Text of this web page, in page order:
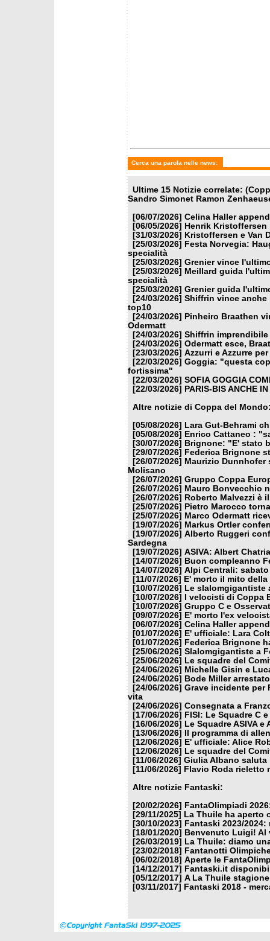
Cerca una parola nelle news:
Ultime 15 Notizie correlate:
Sandro Simonet Ramon
[06/07/2026] Celina Haller
[06/05/2026]
Henrik Kristoffersen
[31/03/2026]
Kristoffersen e Van
[25/03/2026]
Festa Norvegia:
specialità
[25/03/2026] Grenier vince
[25/03/2026] Meillard guida
specialità
[25/03/2026] Grenier guida
[24/03/2026] Shiffrin vince anche
top10
[24/03/2026]
Pinheiro Braathen
Odermatt
[24/03/2026] Shiffrin imprendibile
[24/03/2026] Odermatt esce,
[23/03/2026] Azzurri e Azzurre
[22/03/2026] Goggia: "questa
fortissima"
[22/03/2026] SOFIA GOGGIA
[22/03/2026]
PARIS-BIS ANCHE
Altre notizie di Coppa del
[05/08/2026]
Lara Gut-Behrami
[05/08/2026]
Enrico Cattaneo :
[30/07/2026]
Brignone: "E' stato
[29/07/2026]
Federica Brignone
[26/07/2026] Maurizio Dunnhofer
Molisano
[26/07/2026] Gruppo Coppa
[26/07/2026] Mauro Bonvecchio
[26/07/2026]
Roberto Malvezzi è
[25/07/2026]
Pietro Marocco
[25/07/2026] Marco Odermatt
[19/07/2026] Markus Ortler
[19/07/2026] Alberto Ruggeri
Sardegna
[19/07/2026] ASIVA: Albert
[14/07/2026]
Buon compleanno
[14/07/2026] Alpi Centrali:
[11/07/2026]
E' morto il mito
[10/07/2026]
Le
[10/07/2026]
I velocisti di Coppa
[10/07/2026] Gruppo C e
[09/07/2026]
E' morto l'ex
[06/07/2026] Celina Haller
[01/07/2026]
E' ufficiale: Lara
[01/07/2026]
Federica Brignone
[25/06/2026] Slalomgigantiste a
[25/06/2026]
Le squadre del
[24/06/2026] Michelle Gisin e
[24/06/2026]
Bode Miller
[24/06/2026] Grave incidente per
vita
[24/06/2026] Consegnata a
[17/06/2026]
FISI: Le Squadre C
[16/06/2026]
Le Squadre ASIVA
[13/06/2026]
Il programma di
[12/06/2026]
E' ufficiale: Alice
[12/06/2026]
Le squadre del
[11/06/2026] Giulia Albano saluta
[11/06/2026]
Flavio Roda rieletto
Altre notizie Fantaski:
[20/02/2026]
FantaOlimpiadi
[29/11/2025]
La Thuile ha aperto
[30/10/2023]
Fantaski 2023/
[18/01/2020]
Benvenuto Luigi! Al
[26/03/2019]
La Thuile: diamo
[23/02/2018]
Fantanotti
[06/02/2018] Aperte le
[14/12/2017]
Fantaski.it
[05/12/2017] A La Thuile
[03/11/2017]
Fantaski 2018 -